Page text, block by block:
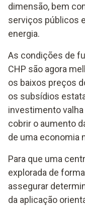
dimensão, bem
serviços públicos
energia.
As condições de
CHP são agora
os baixos preços
os subsídios
investimento
cobrir o aumento
de uma economia
Para que uma
explorada de
assegurar
da aplicação